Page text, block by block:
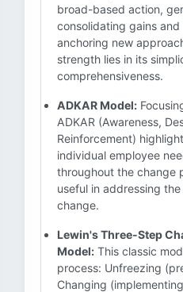
broad-based action,
consolidating gains
anchoring new
strength lies in its
comprehensiveness.
ADKAR Model:
ADKAR (Awareness,
Reinforcement)
individual employee
throughout the change
useful in addressing
change.
Lewin's Three-Step
Model: This classic
process: Unfreezing
Changing